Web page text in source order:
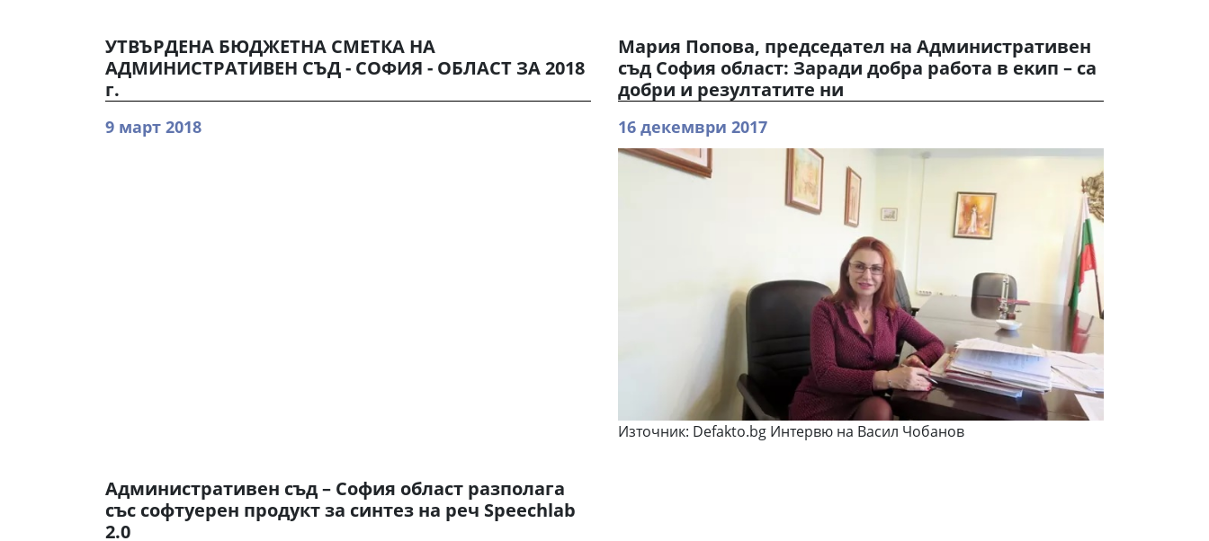
УТВЪРДЕНА БЮДЖЕТНА СМЕТКА НА
АДМИНИСТРАТИВЕН СЪД - СОФИЯ - ОБЛАСТ ЗА 2018
г.
9 март 2018
Mapия Πoпoвa, пpeдceдaтeл нa Aдминиcтpaтивeн
cъд Coфия oблacт: Зapaди дoбpa paбoтa в eĸип – ca
дoбpи и peзyлтaтитe ни
16 декември 2017
Източник: Dеfаktо.bg Интepвю нa Bacил Чoбaнoв
Административен съд – София област разполага
със софтуерен продукт за синтез на реч Speechlab
2.0